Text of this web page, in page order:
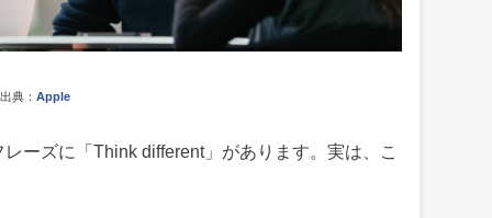
典： Apple
ーズに「Think different」があります。実は、こ